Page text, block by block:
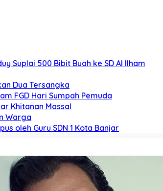
Suplai 500 Bibit Buah ke SD Al Ilham
Dua Tersangka
FGD Hari Sumpah Pemuda
Khitanan Massal
Warga
oleh Guru SDN 1 Kota Banjar